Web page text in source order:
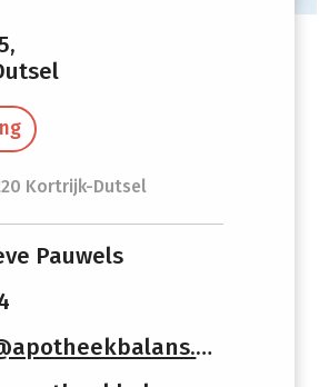
Kortrijk-Dutsel
Pauwels
09:00 -
12:00
12:00
19:00